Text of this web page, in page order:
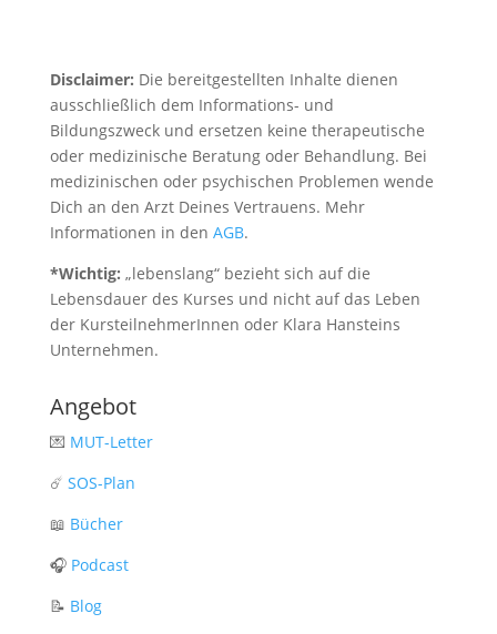
Disclaimer: Die bereitgestellten Inhalte dienen
ausschließlich dem Informations- und
Bildungszweck und ersetzen keine therapeutische
oder medizinische Beratung oder Behandlung. Bei
medizinischen oder psychischen Problemen wende
Dich an den Arzt Deines Vertrauens. Mehr
Informationen in den AGB.
*Wichtig: „lebenslang“ bezieht sich auf die
Lebensdauer des Kurses und nicht auf das Leben
der KursteilnehmerInnen oder Klara Hansteins
Unternehmen.
Angebot
💌 MUT-Letter
☄️ SOS-Plan
📖 Bücher
🎧 Podcast
📝 Blog